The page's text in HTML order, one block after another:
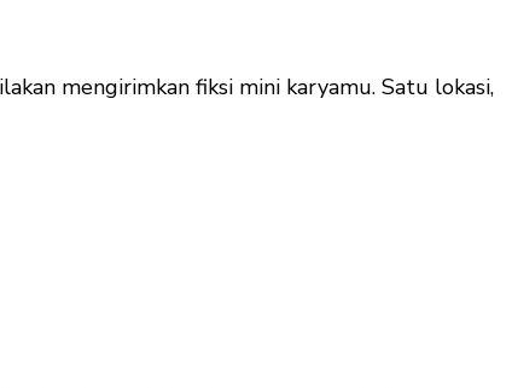
mengirimkan fiksi mini karyamu. Satu lokasi,